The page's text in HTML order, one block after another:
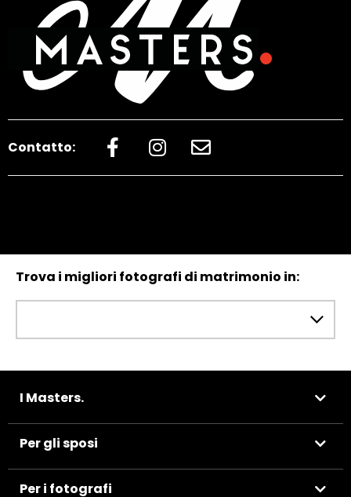
Contatto:
Trova i migliori fotografi di matrimonio in:
I Masters.
Per gli sposi
Per i fotografi